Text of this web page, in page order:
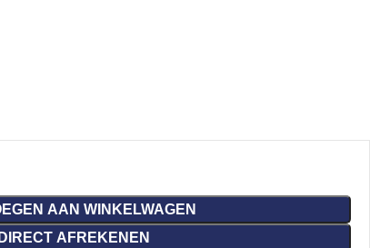
AAN WINKELWAGEN
DIRECT AFREKENEN